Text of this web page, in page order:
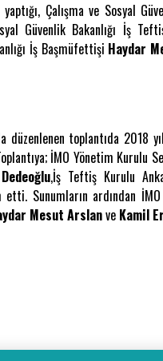
Çalışma ve Sosyal
Güvenlik Bakanlığı İş
İş Başmüfettişi Haydar
toplantıda 2018
İMO Yönetim Kurulu
,İş Teftiş Kurulu
etti. Sunumların ardından
Mesut Arslanve Kamil